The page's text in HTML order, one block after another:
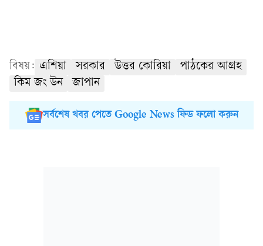
বিষয়: এশিয়া সরকার উত্তর কোরিয়া
পাঠকের আগ্রহ
কিম জং উন
জাপান
সর্বশেষ খবর পেতে Google News ফিড ফলো করুন